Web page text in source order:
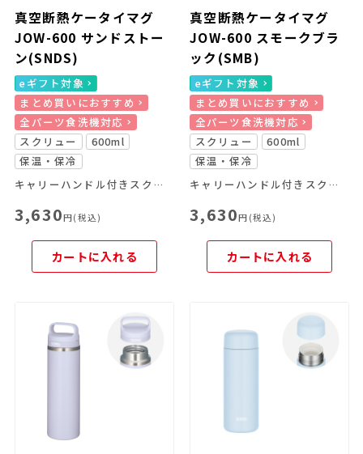
真空断熱ケータイマグ
JOW-600 サンドストー
ン(SNDS)
eギフト対象
まとめ買いにおすすめ
全パーツ食洗機対応
スクリュー
600ml
保温・保冷
キャリーハンドル付きスクリューマグ
3,630円(税込)
カートに入れる
真空断熱ケータイマグ
JOW-600 スモークブラ
ック(SMB)
eギフト対象
まとめ買いにおすすめ
全パーツ食洗機対応
スクリュー
600ml
保温・保冷
キャリーハンドル付きスクリューマグ
3,630円(税込)
カートに入れる